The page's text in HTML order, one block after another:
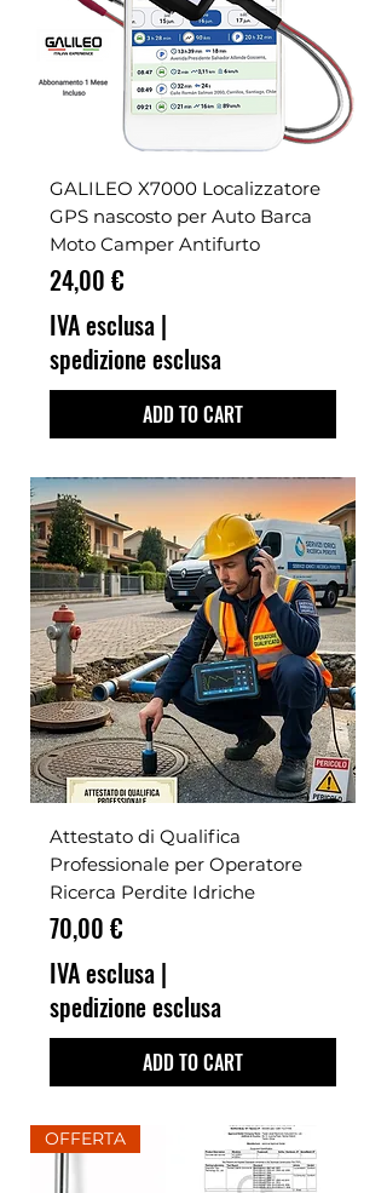
GALILEO X7000 Localizzatore
GPS nascosto per Auto Barca
Moto Camper Antifurto
Prezzo
24,00 €
IVA esclusa |
spedizione esclusa
ADD TO CART
Attestato di Qualifica
Professionale per Operatore
Ricerca Perdite Idriche
Prezzo
70,00 €
IVA esclusa |
spedizione esclusa
ADD TO CART
OFFERTA